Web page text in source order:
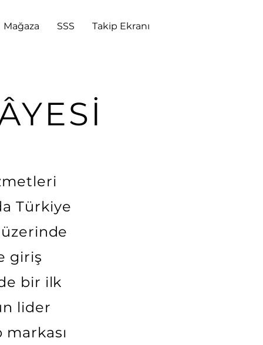
Mağaza SSS Takip Ekranı
Türkiye
üzerinde
giriş
bir ilk
lider